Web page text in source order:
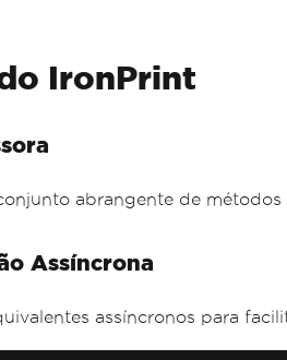
IronPrint
abrangente de
Assíncrona
assíncronos para